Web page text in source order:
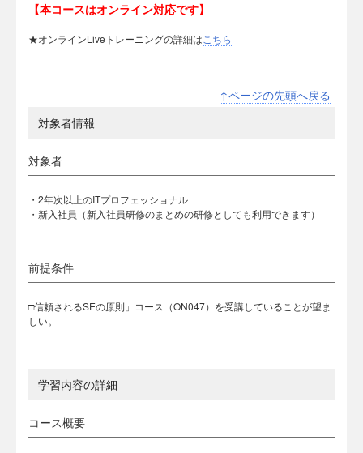
【本コースはオンライン対応です】
★オンラインLiveトレーニングの詳細は こちら
↑ページの先頭へ戻る
対象者情報
対象者
・2年次以上のITプロフェッショナル
・新入社員（新入社員研修のまとめの研修としても利用できます）
前提条件
□信頼されるSEの原則」コース（ON047）を受講していることが望ま
しい。
学習内容の詳細
コース概要